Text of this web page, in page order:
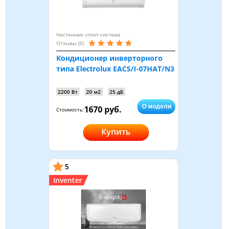
Настенная сплит-система
Отзывы (0)
Кондиционер инверторного
типа Electrolux EACS/I-07HAT/N3
2200 Вт 20 м2 25 дБ
Стоимость:1670 руб. О модели
Купить
5
Inventer